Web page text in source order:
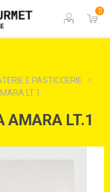
0
E PASTICCERIE
LT.1
AMARA LT.1